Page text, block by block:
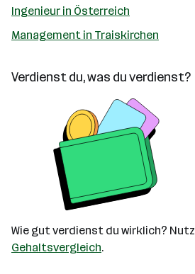
Ingenieur in Österreich
Management in Traiskirchen
Verdienst du, was du verdienst?
Wie gut verdienst du wirklich?
Gehaltsvergleich.